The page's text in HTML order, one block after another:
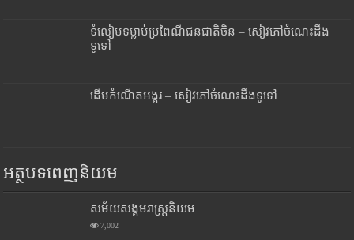
ទំលៀមទម្លាប់ប្រពៃណីជនជាតិចិន – សៀវភៅចំណេះដឹង
ទូទៅ
ដើមកំណើតអង្គរ – សៀវភៅចំណេះដឹងទូទៅ
អត្ថបទពេញនិយម
សម័យសង្គមរាស្រ្តនិយម
7,002